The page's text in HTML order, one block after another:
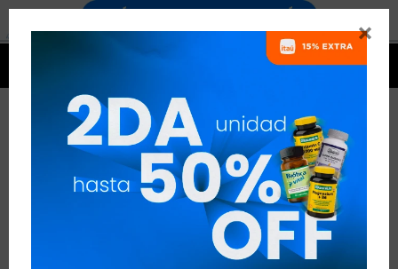

POWER WALKING
VER TODAS LAS ENTRADAS
Entrenamiento